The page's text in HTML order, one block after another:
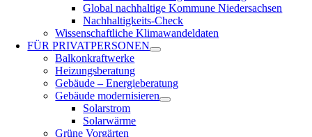
Global nachhaltige Kommune Niedersachsen
Nachhaltigkeits-Check
Wissenschaftliche Klimawandeldaten
FÜRPRIVATPERSONEN
Balkonkraftwerke
Heizungsberatung
Gebäude – Energieberatung
Gebäude modernisieren
Solarstrom
Solarwärme
Grüne Vorgärten